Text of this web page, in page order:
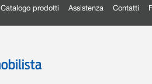
Catalogo prodotti Assistenza Contatti